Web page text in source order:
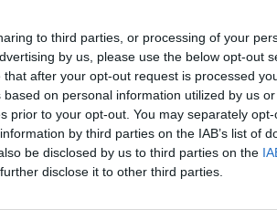
to third parties, or processing of your
by us, please use the below opt-out
after your opt-out request is processed
on personal information utilized by us
prior to your opt-out. You may separately
by third parties on the IAB’s list of
be disclosed by us to third parties on the
disclose it to other third parties.
Daugiau nuotraukų (1)
medžiagų buvo
objektų“. Prokuroras
padaryti tikslesnes
daugiau informacijos.